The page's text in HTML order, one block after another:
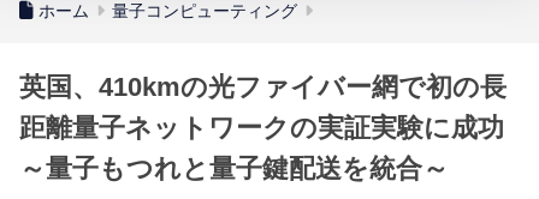
ホーム 量子コンピューティング
英国、410kmの光ファイバー網で初の長
距離量子ネットワークの実証実験に成功
～量子もつれと量子鍵配送を統合～